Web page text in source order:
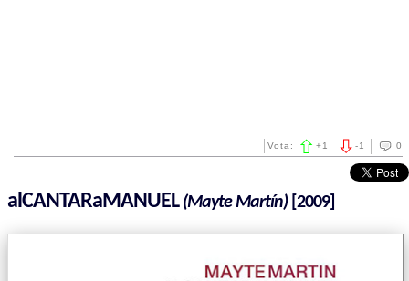
0
-1
Vota: +1
alCANTARaMANUEL(Mayte Martín)[2009]